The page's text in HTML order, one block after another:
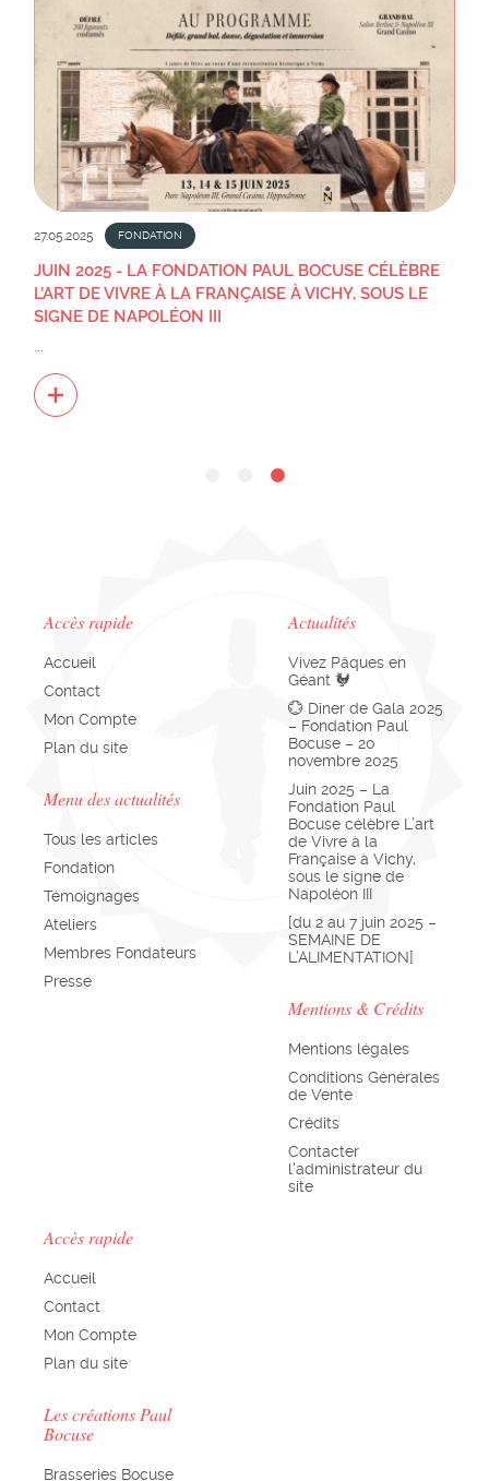
27.05.2025 FONDATION
JUIN 2025 - LA FONDATION PAUL BOCUSE CÉLÈBRE
L’ART DE VIVRE À LA FRANÇAISE À VICHY, SOUS LE
SIGNE DE NAPOLÉON III
Accès rapide
Accueil
Contact
Mon Compte
Plan du site
Menu des actualités
Tous les articles
Fondation
Témoignages
Ateliers
Membres Fondateurs
Presse
Actualités
Vivez Pâques en
Géant 🐓
💮 Dîner de Gala 2025
– Fondation Paul
Bocuse – 20
novembre 2025
Juin 2025 – La
Fondation Paul
Bocuse célèbre L’art
de Vivre à la
Française à Vichy,
sous le signe de
Napoléon III
[du 2 au 7 juin 2025 –
SEMAINE DE
L’ALIMENTATION]
Mentions & Crédits
Mentions légales
Conditions Générales
de Vente
Crédits
Contacter
l'administrateur du
site
Accès rapide
Accueil
Contact
Mon Compte
Plan du site
Les créations Paul
Bocuse
Brasseries Bocuse